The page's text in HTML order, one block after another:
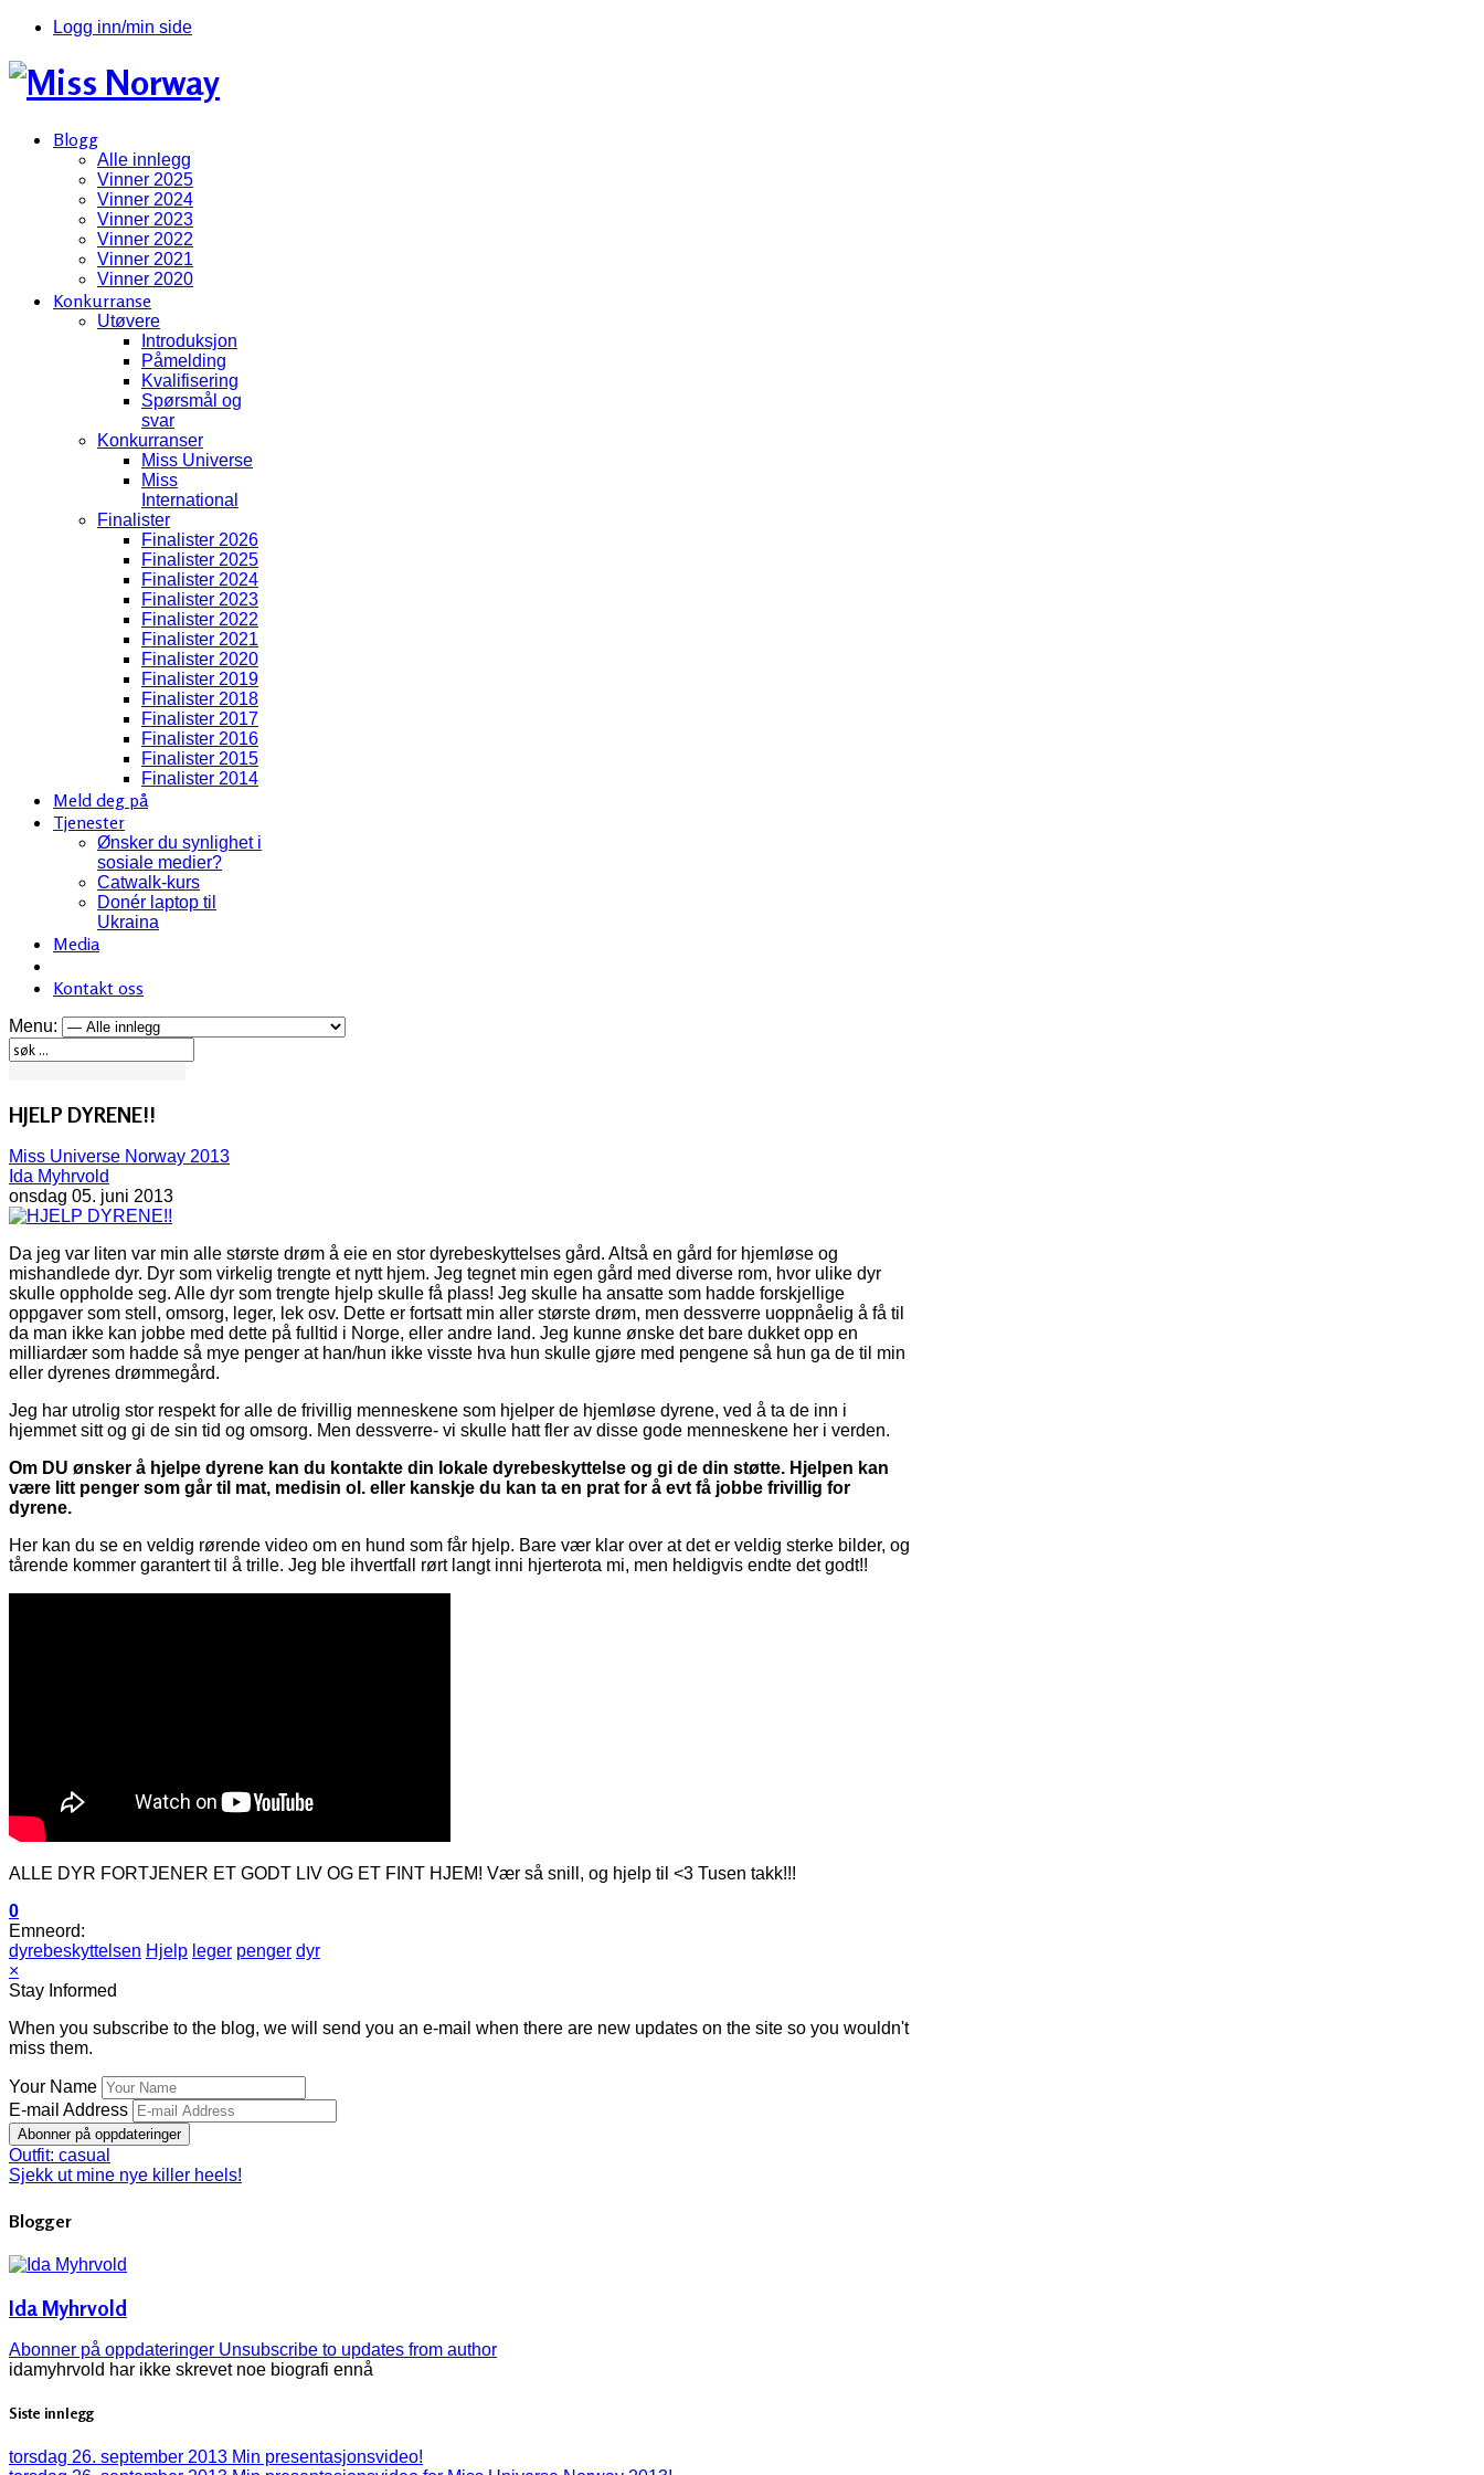
Logg inn/min side
Blogg
Alle innlegg
Vinner 2025
Vinner 2024
Vinner 2023
Vinner 2022
Vinner 2021
Vinner 2020
Konkurranse
Utøvere
Introduksjon
Påmelding
Kvalifisering
Spørsmål og
svar
Konkurranser
Miss Universe
Miss
International
Finalister
Finalister 2026
Finalister 2025
Finalister 2024
Finalister 2023
Finalister 2022
Finalister 2021
Finalister 2020
Finalister 2019
Finalister 2018
Finalister 2017
Finalister 2016
Finalister 2015
Finalister 2014
Meld deg på
Tjenester
Ønsker du synlighet i
sosiale medier?
Catwalk-kurs
Donér laptop til
Ukraina
Media
Kontakt oss
Menu:
HJELP DYRENE!!
Miss Universe Norway 2013
Ida Myhrvold
onsdag 05. juni 2013
Da jeg var liten var min alle største drøm å eie en stor dyrebeskyttelses gård. Altså en gård for hjemløse og
mishandlede dyr. Dyr som virkelig trengte et nytt hjem. Jeg tegnet min egen gård med diverse rom, hvor ulike dyr
skulle oppholde seg. Alle dyr som trengte hjelp skulle få plass! Jeg skulle ha ansatte som hadde forskjellige
oppgaver som stell, omsorg, leger, lek osv. Dette er fortsatt min aller største drøm, men dessverre uoppnåelig å få til
da man ikke kan jobbe med dette på fulltid i Norge, eller andre land. Jeg kunne ønske det bare dukket opp en
milliardær som hadde så mye penger at han/hun ikke visste hva hun skulle gjøre med pengene så hun ga de til min
eller dyrenes drømmegård.
Jeg har utrolig stor respekt for alle de frivillig menneskene som hjelper de hjemløse dyrene, ved å ta de inn i
hjemmet sitt og gi de sin tid og omsorg. Men dessverre- vi skulle hatt fler av disse gode menneskene her i verden.
Om DU ønsker å hjelpe dyrene kan du kontakte din lokale dyrebeskyttelse og gi de din støtte. Hjelpen kan
være litt penger som går til mat, medisin ol. eller kanskje du kan ta en prat for å evt få jobbe frivillig for
dyrene.
Her kan du se en veldig rørende video om en hund som får hjelp. Bare vær klar over at det er veldig sterke bilder, og
tårende kommer garantert til å trille. Jeg ble ihvertfall rørt langt inni hjerterota mi, men heldigvis endte det godt!!
ALLE DYR FORTJENER ET GODT LIV OG ET FINT HJEM! Vær så snill, og hjelp til <3 Tusen takk!!!
0
Emneord:
dyrebeskyttelsen Hjelp leger penger dyr
×
Stay Informed
When you subscribe to the blog, we will send you an e-mail when there are new updates on the site so you wouldn't
miss them.
Your Name
E-mail Address
Abonner på oppdateringer
Outfit: casual
Sjekk ut mine nye killer heels!
Blogger
Ida Myhrvold
Abonner på oppdateringer Unsubscribe to updates from author
idamyhrvold har ikke skrevet noe biografi ennå
Siste innlegg
torsdag 26. september 2013 Min presentasjonsvideo!